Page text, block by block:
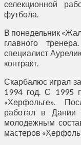
селекционной
футбола.
В понедельник
главного
специалист
контракт.
Скарбалюс играл
1994 год. С 1995
«Херфольге».
работал в Дании
молодежным
мастеров